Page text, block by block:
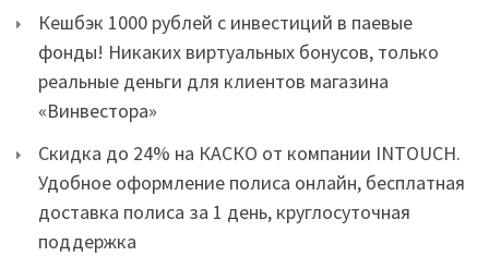
Кешбэк 1000 рублей с инвестиций в паевые
фонды! Никаких виртуальных бонусов, только
реальные деньги для клиентов магазина
«Винвестора»
Скидка до 24% на КАСКО от компании INTOUCH.
Удобное оформление полиса онлайн, бесплатная
доставка полиса за 1 день, круглосуточная
поддержка